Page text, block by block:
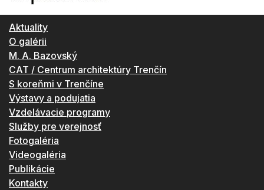
Aktuality
O galérii
M. A. Bazovský
CAT / Centrum architektúry Trenčín
S koreňmi v Trenčíne
Výstavy a podujatia
Vzdelávacie programy
Služby pre verejnosť
Fotogaléria
Videogaléria
Publikácie
Kontakty